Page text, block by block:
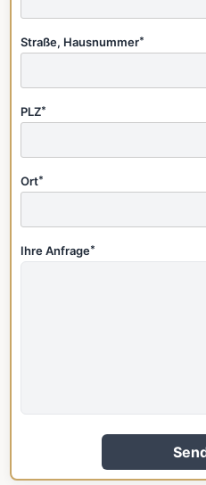
Straße, Hausnummer*
PLZ*
Ort*
Ihre Anfrage*